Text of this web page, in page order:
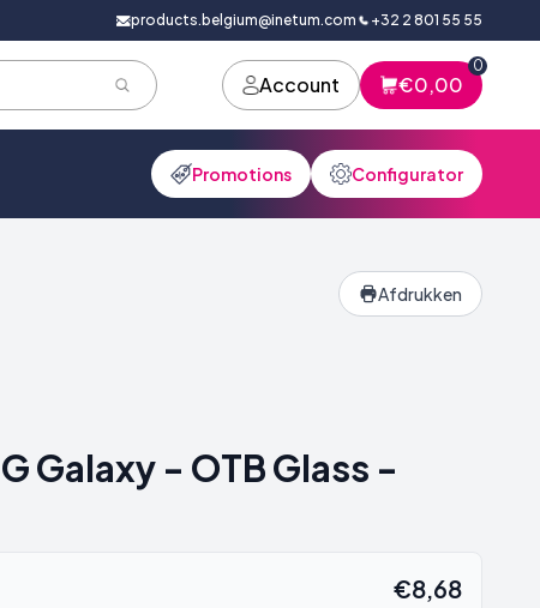
products.belgium@inetum.com +32 2 801 55 55
Account €0,00
0
Promotions Configurator
Afdrukken
Galaxy - OTB Glass -
€8,68